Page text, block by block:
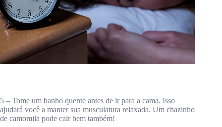
5 – Tome um banho quente antes de ir para a cama. Isso
ajudará você a manter sua musculatura relaxada. Um chazinho
de camomila pode cair bem também!